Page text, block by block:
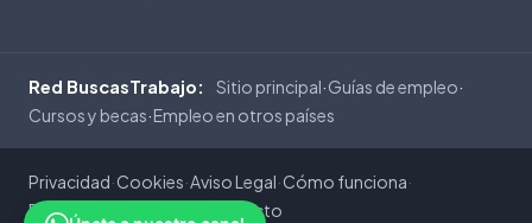
Red BuscasTrabajo: Sitio principal·Guías de empleo·
Cursos y becas·Empleo en otros países
Privacidad·Cookies·Aviso Legal·Cómo funciona·
Preguntas frecuentes
Contacto